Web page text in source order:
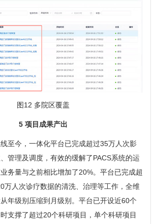
图12 多院区覆盖
5 项目成果产出
今，一体化平台已完成超过35万人次影
管理及调度，有效的缓解了PACS系统的运
务量与之前相比增加了20%。平台已完成超
万人次诊疗数据的清洗、治理等工作，全维
年级别压缩到月级别。平台已开设近60个
支撑了超过20个科研项目，单个科研项目